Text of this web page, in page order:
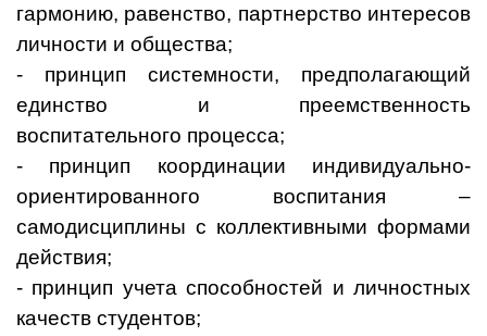
гармонию, равенство, партнерство интересов
личности и общества;
- принцип системности, предполагающий
единство и преемственность
воспитательного процесса;
- принцип координации индивидуально-
ориентированного воспитания –
самодисциплины с коллективными формами
действия;
- принцип учета способностей и личностных
качеств студентов;